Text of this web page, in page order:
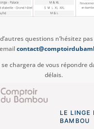
questions n’hésitez
chargera de vous répondre
délais.
LE LINGE
BAMBOU